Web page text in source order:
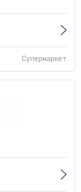
Супермаркет